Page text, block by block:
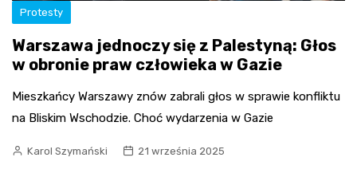
Protesty
Warszawa jednoczy się z Palestyną: Głos
w obronie praw człowieka w Gazie
Mieszkańcy Warszawy znów zabrali głos w sprawie konfliktu
na Bliskim Wschodzie. Choć wydarzenia w Gazie
Karol Szymański 21 września 2025